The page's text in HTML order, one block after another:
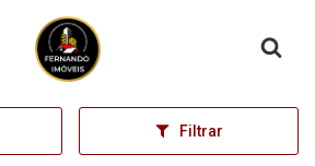
Página inicial
Filtrar